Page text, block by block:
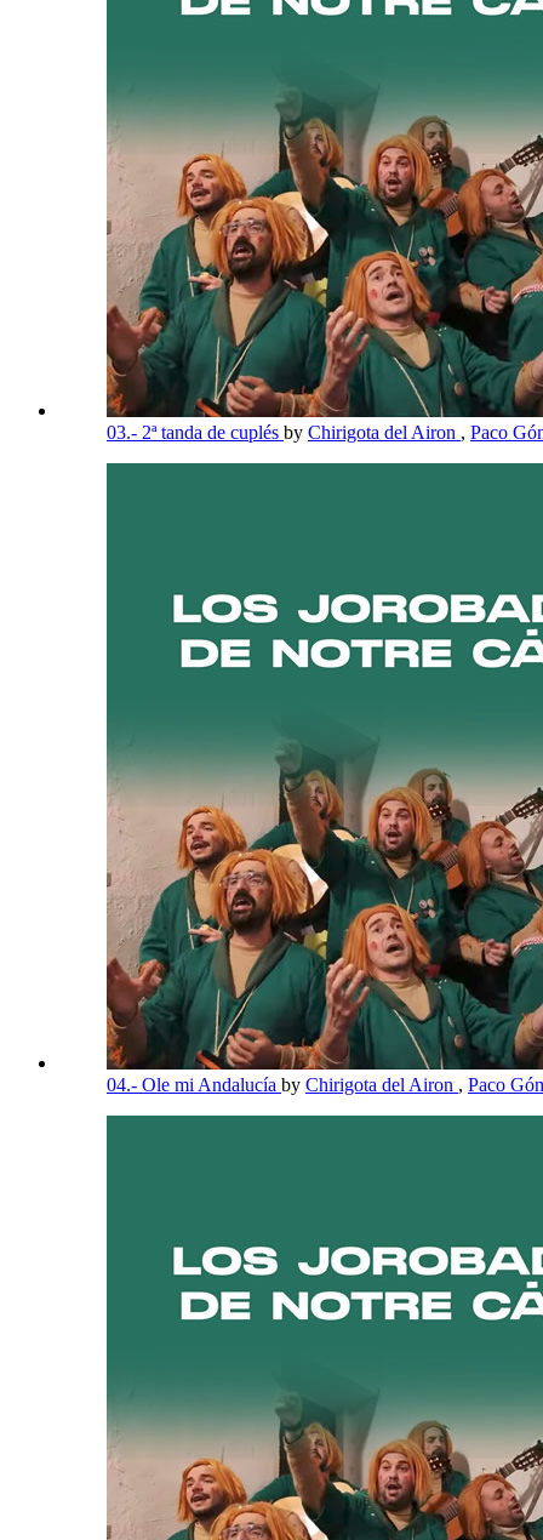
03.- 2ª tanda de cuplés by Chirigota del Airon , Paco
04.- Ole mi Andalucía by Chirigota del Airon , Paco